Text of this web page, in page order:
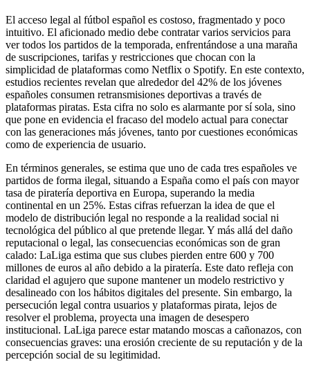
El acceso legal al fútbol español es costoso, fragmentado y poco
intuitivo. El aficionado medio debe contratar varios servicios para
ver todos los partidos de la temporada, enfrentándose a una maraña
de suscripciones, tarifas y restricciones que chocan con la
simplicidad de plataformas como Netflix o Spotify. En este contexto,
estudios recientes revelan que alrededor del 42% de los jóvenes
españoles consumen retransmisiones deportivas a través de
plataformas piratas. Esta cifra no solo es alarmante por sí sola, sino
que pone en evidencia el fracaso del modelo actual para conectar
con las generaciones más jóvenes, tanto por cuestiones económicas
como de experiencia de usuario.
En términos generales, se estima que uno de cada tres españoles ve
partidos de forma ilegal, situando a España como el país con mayor
tasa de piratería deportiva en Europa, superando la media
continental en un 25%. Estas cifras refuerzan la idea de que el
modelo de distribución legal no responde a la realidad social ni
tecnológica del público al que pretende llegar. Y más allá del daño
reputacional o legal, las consecuencias económicas son de gran
calado: LaLiga estima que sus clubes pierden entre 600 y 700
millones de euros al año debido a la piratería. Este dato refleja con
claridad el agujero que supone mantener un modelo restrictivo y
desalineado con los hábitos digitales del presente. Sin embargo, la
persecución legal contra usuarios y plataformas pirata, lejos de
resolver el problema, proyecta una imagen de desespero
institucional. LaLiga parece estar matando moscas a cañonazos, con
consecuencias graves: una erosión creciente de su reputación y de la
percepción social de su legitimidad.